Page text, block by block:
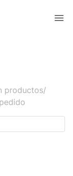
productos/